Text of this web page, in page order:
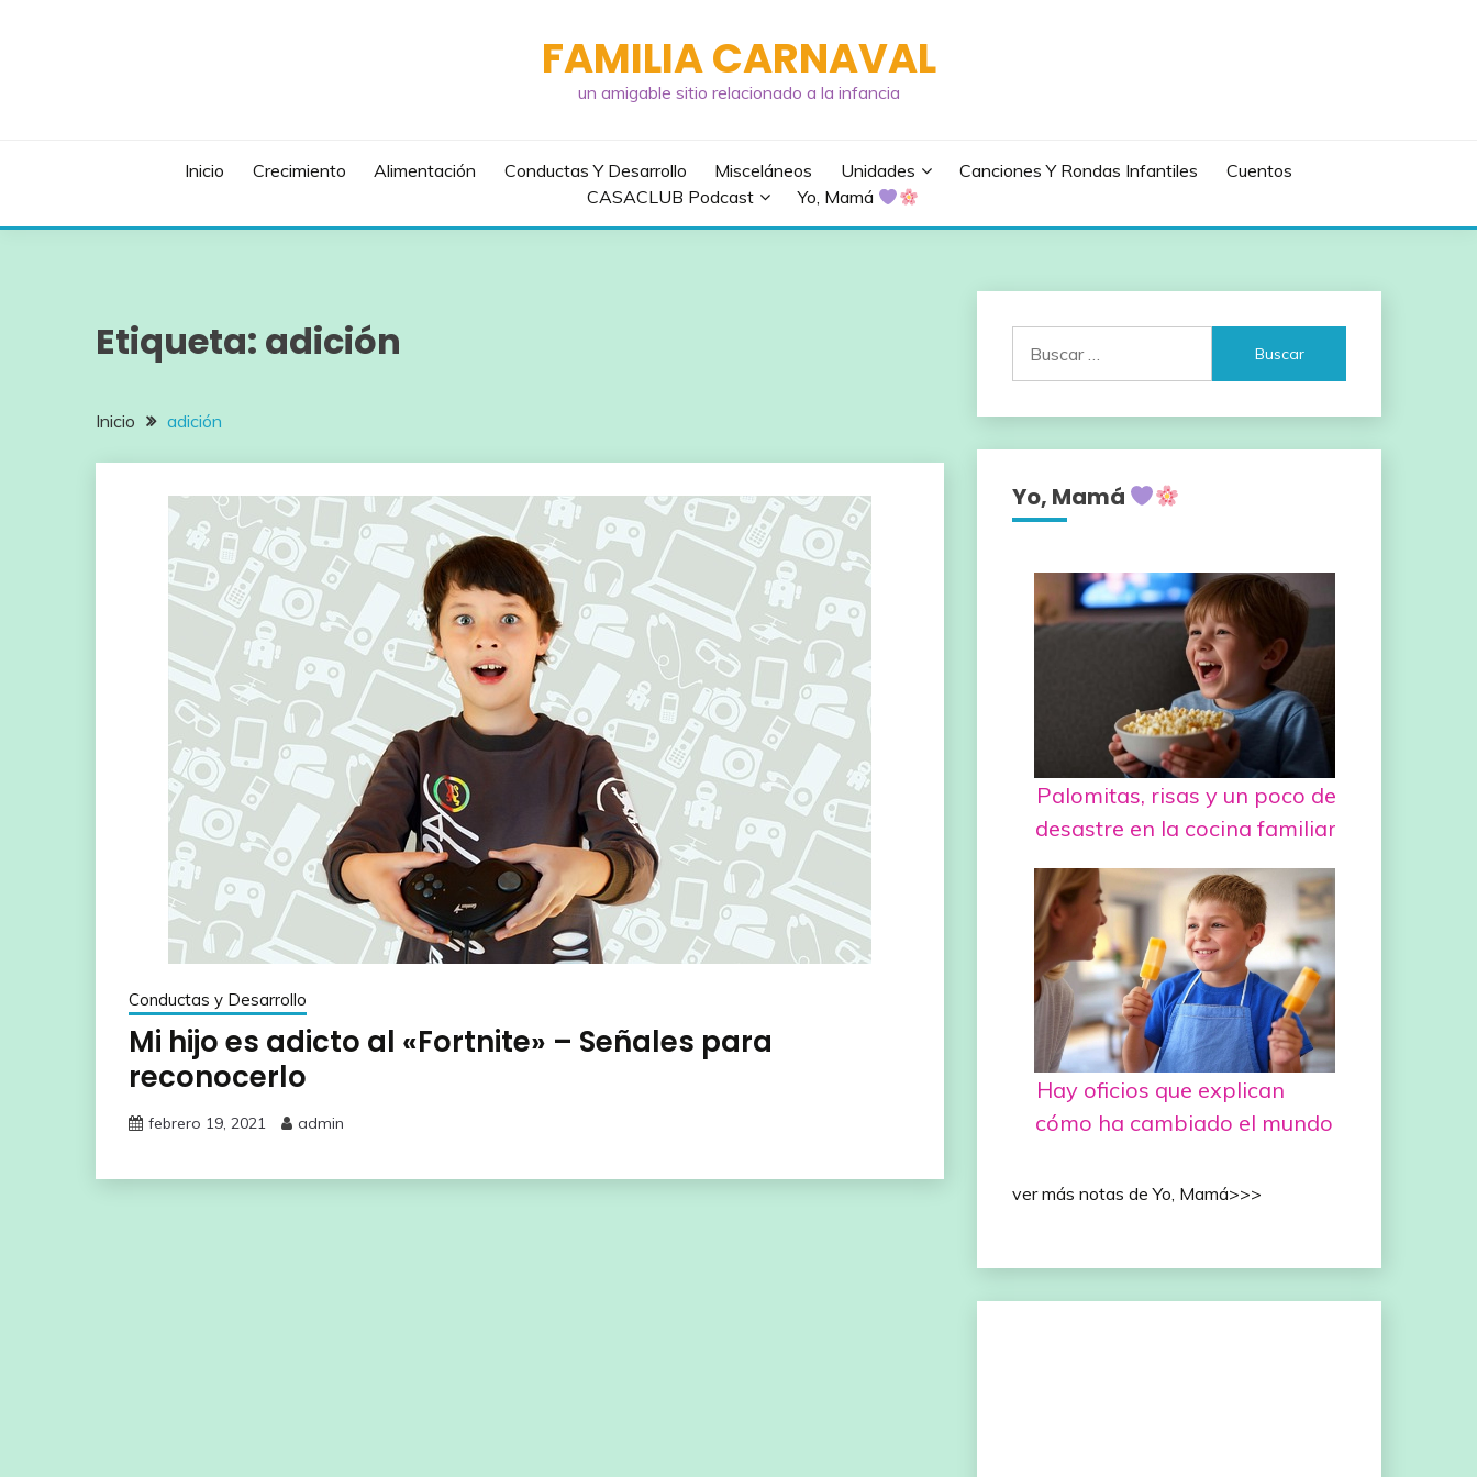
FAMILIA CARNAVAL
un amigable sitio relacionado a la infancia
Inicio Crecimiento Alimentación Conductas Y Desarrollo Misceláneos Unidades Canciones Y Rondas Infantiles
Cuentos
CASACLUB Podcast
Yo, Mamá
Etiqueta: adición
Inicio adición
Conductas y Desarrollo
Mi hijo es adicto al «Fortnite» – Señales para
reconocerlo
febrero 19, 2021 admin
Yo, Mamá
Palomitas, risas y un poco de
desastre en la cocina familiar
Hay oficios que explican
cómo ha cambiado el mundo
ver más notas de Yo, Mamá>>>